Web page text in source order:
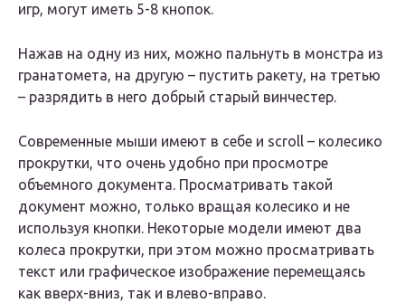
игр, могут иметь 5-8 кнопок.
Нажав на одну из них, можно пальнуть в монстра из
гранатомета, на другую – пустить ракету, на третью
– разрядить в него добрый старый винчестер.
Современные мыши имеют в себе и scroll – колесико
прокрутки, что очень удобно при просмотре
объемного документа. Просматривать такой
документ можно, только вращая колесико и не
используя кнопки. Некоторые модели имеют два
колеса прокрутки, при этом можно просматривать
текст или графическое изображение перемещаясь
как вверх-вниз, так и влево-вправо.